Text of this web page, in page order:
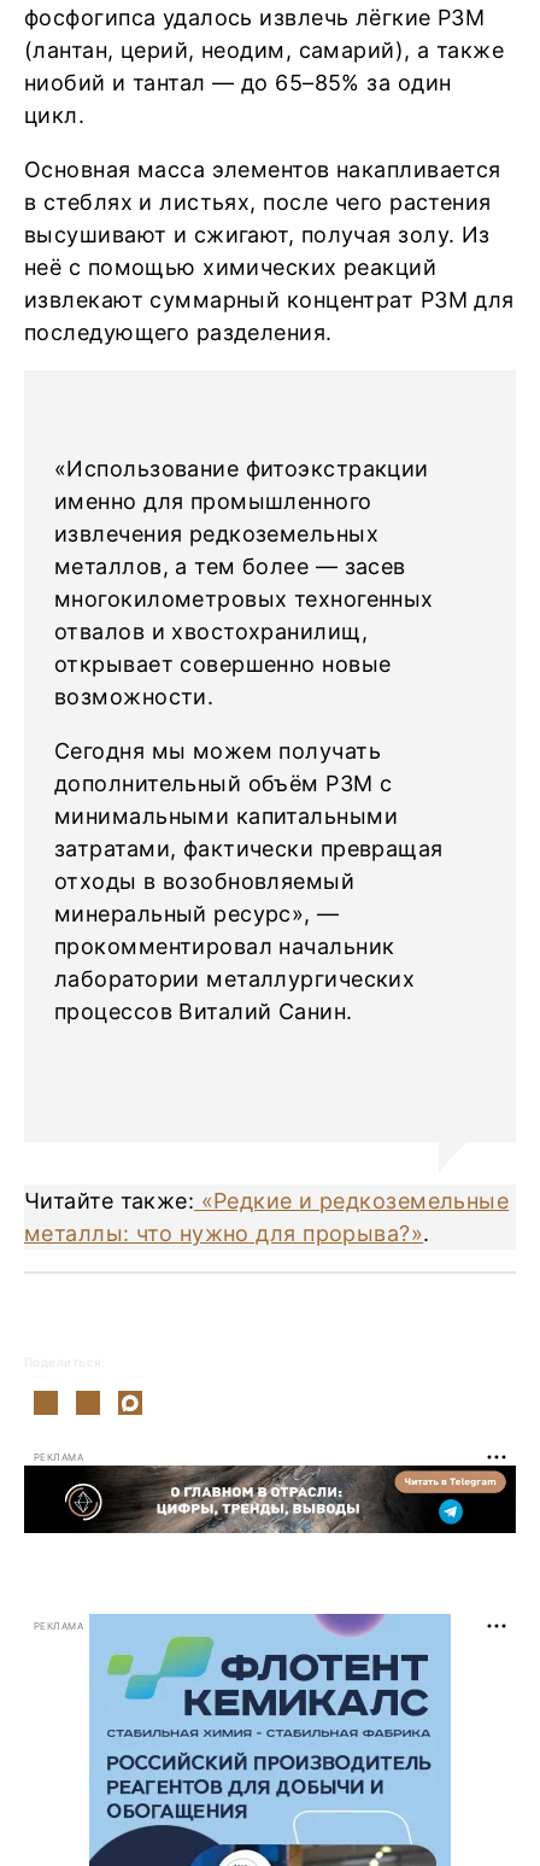
фосфогипса удалось извлечь лёгкие РЗМ
(лантан, церий, неодим, самарий), а также
ниобий и тантал — до 65–85% за один
цикл.
Основная масса элементов накапливается
в стеблях и листьях, после чего растения
высушивают и сжигают, получая золу. Из
неё с помощью химических реакций
извлекают суммарный концентрат РЗМ для
последующего разделения.
«Использование фитоэкстракции
именно для промышленного
извлечения редкоземельных
металлов, а тем более — засев
многокилометровых техногенных
отвалов и хвостохранилищ,
открывает совершенно новые
возможности.
Сегодня мы можем получать
дополнительный объём РЗМ с
минимальными капитальными
затратами, фактически превращая
отходы в возобновляемый
минеральный ресурс», —
прокомментировал начальник
лаборатории металлургических
процессов Виталий Санин.
Читайте также: «Редкие и редкоземельные
металлы: что нужно для прорыва?».
Поделиться:
РЕКЛАМА
РЕКЛАМА